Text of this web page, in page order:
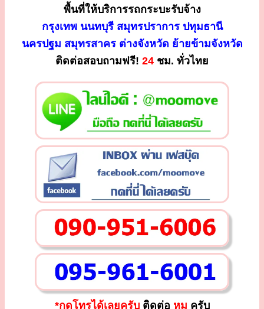
พื้นที่ให้บริการรถกระบะรับจ้าง
กรุงเทพ นนทบุรี สมุทรปราการ ปทุมธานี
นครปฐม สมุทรสาคร ต่างจังหวัด ย้ายข้ามจังหวัด
ติดต่อสอบถามฟรี! 24 ชม. ทั่วไทย
*กดโทรได้เลยครับติดต่อ หมู ครับ